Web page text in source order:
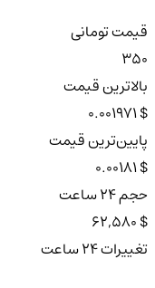
قیمت تومانی
350
بالاترین قیمت
$ 0.001971
پایین‌ترین قیمت
$ 0.00181
حجم ۲۴ ساعت
$ 62,580
تغییرات ۲۴ ساعت